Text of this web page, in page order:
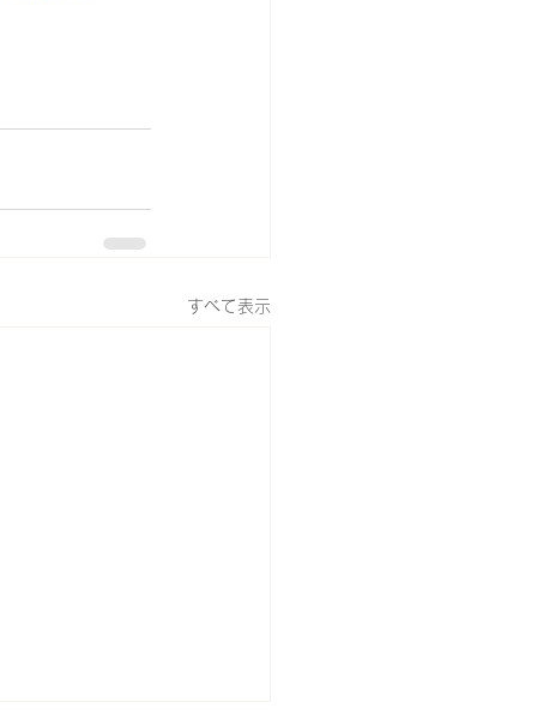
すべて表示